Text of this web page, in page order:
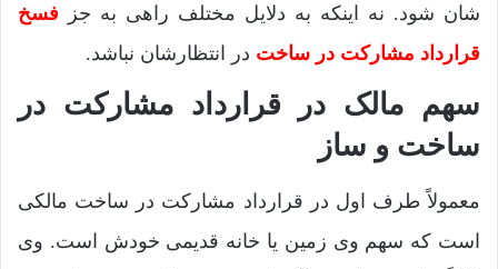
شان شود. نه اینکه به دلایل مختلف راهی به جز فسخ
قرارداد مشارکت در ساخت در انتظارشان نباشد.
سهم مالک در قرارداد مشارکت در
ساخت و ساز
معمولاً طرف اول در قرارداد مشارکت در ساخت مالکی
است که سهم وی زمین یا خانه قدیمی خودش است. وی